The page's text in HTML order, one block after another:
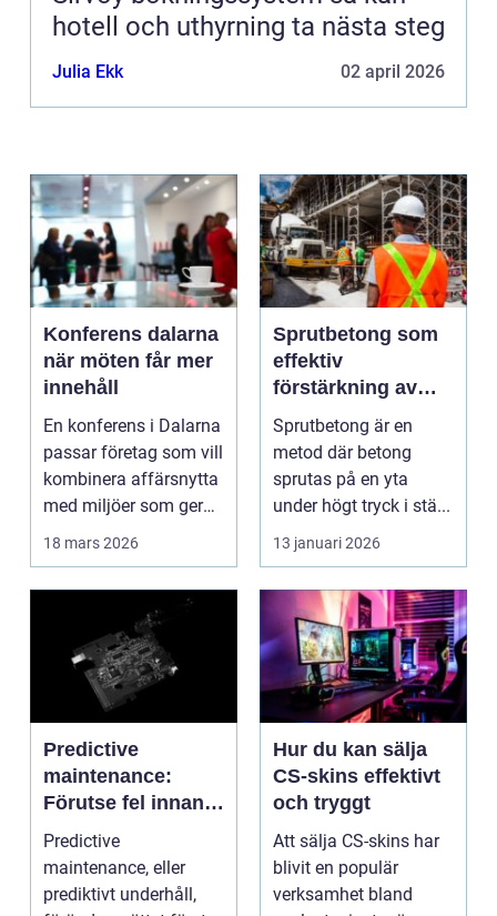
hotell och uthyrning ta nästa steg
Julia Ekk 02 april 2026
Konferens dalarna
när möten får mer
innehåll
En konferens i Dalarna
passar företag som vill
kombinera affärsnytta
med miljöer som ger
lugn, fokus...
18 mars 2026
Sprutbetong som
effektiv
förstärkning av
berg och betong
Sprutbetong är en
metod där betong
sprutas på en yta
under högt tryck i stä...
13 januari 2026
Predictive
maintenance:
Förutse fel innan
de uppstår med
hjälp av sensorer
Predictive
maintenance, eller
prediktivt underhåll,
Hur du kan sälja
CS-skins effektivt
och tryggt
Att sälja CS-skins har
blivit en populär
verksamhet bland